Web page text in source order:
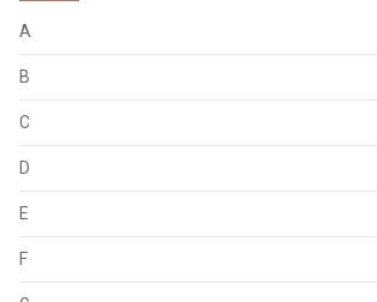
A
B
C
D
E
F